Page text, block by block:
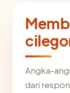
Angka-
dari